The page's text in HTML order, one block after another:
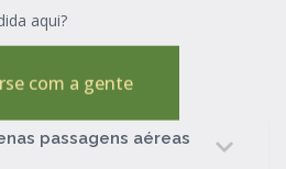
aqui?
com a gente
passagens aéreas